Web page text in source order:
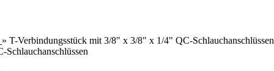
» T-Verbindungsstück mit 3/8" x 3/8" x 1/4" QC-Schlauchanschlüssen